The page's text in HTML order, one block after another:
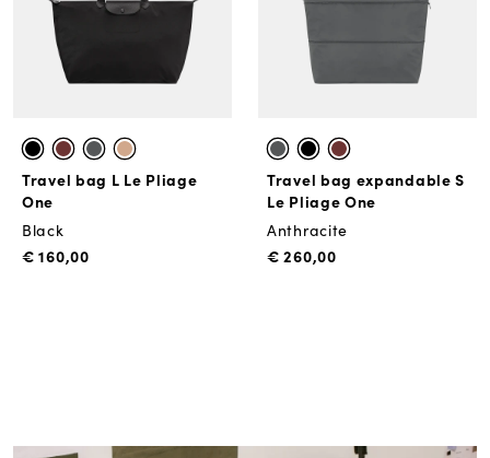
Travel bag L Le Pliage
One
Black
€ 160,00
Travel bag expandable S
Le Pliage One
Anthracite
€ 260,00